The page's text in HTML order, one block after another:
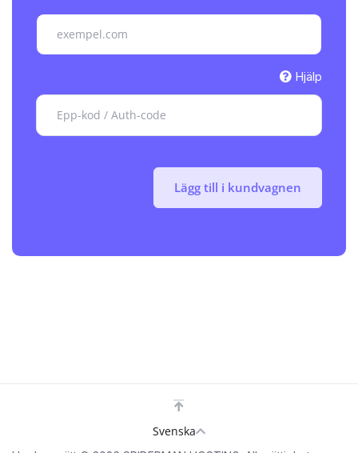
Hjälp
Lägg till i kundvagnen
Svenska